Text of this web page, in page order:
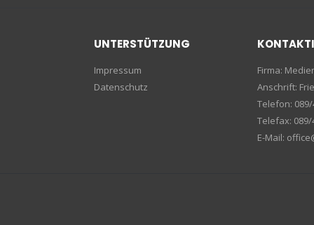
UNTERSTÜTZUNG
Impressum
Datenschutz
Firma:
Anschrift:
Telefon: 089/
Telefax: 089/
E-Mail: